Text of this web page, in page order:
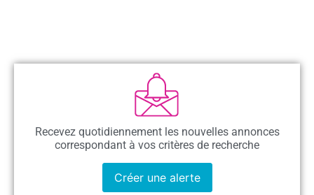
Recevez quotidiennement les nouvelles annonces
correspondant à vos critères de recherche
Créer une alerte